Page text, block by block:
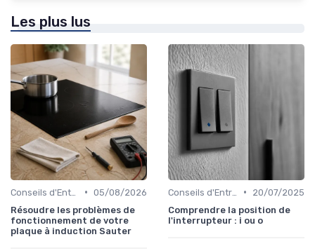
Les plus lus
• 05/08/2026
Résoudre les problèmes de
fonctionnement de votre
plaque à induction Sauter
•
20/07/2025
Comprendre la position de
l'interrupteur : i ou o